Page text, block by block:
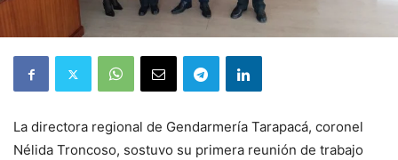
La directora regional de Gendarmería Tarapacá, coronel
Nélida Troncoso, sostuvo su primera reunión de trabajo